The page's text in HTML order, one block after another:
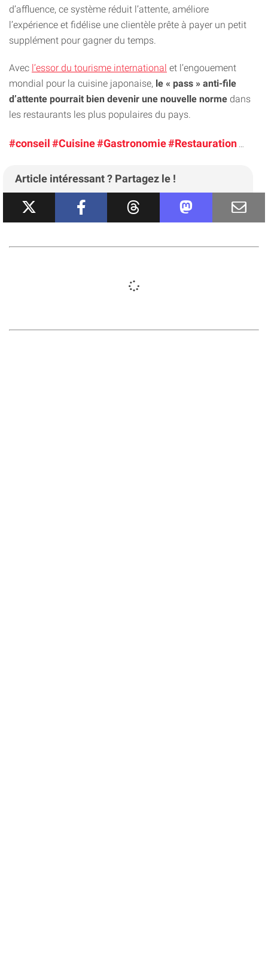
d’affluence, ce système réduit l’attente, améliore
l’expérience et fidélise une clientèle prête à payer un petit
supplément pour gagner du temps.
Avec l’essor du tourisme international et l’engouement
mondial pour la cuisine japonaise, le « pass » anti-file
d’attente pourrait bien devenir une nouvelle norme dans
les restaurants les plus populaires du pays.
#conseil#Cuisine#Gastronomie#Restauration
Article intéressant ? Partagez le !